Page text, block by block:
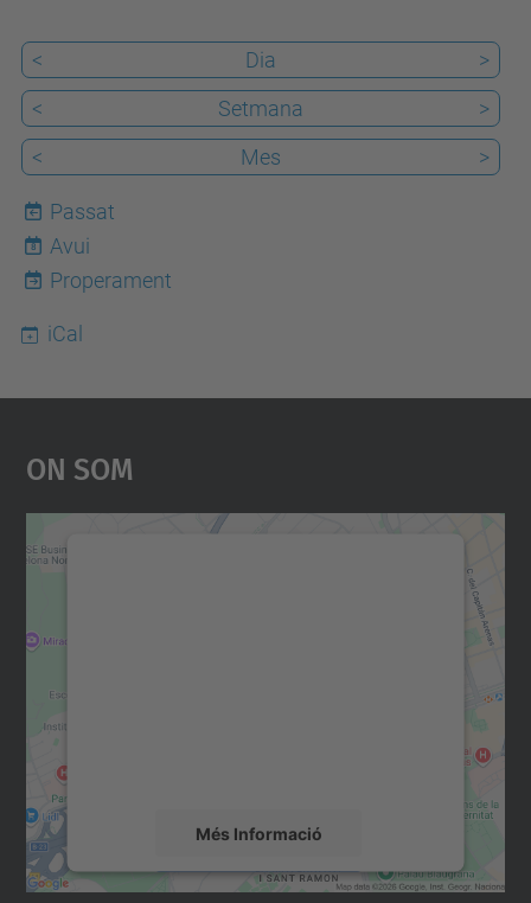
< Dia
>
<
Setmana
>
<
Mes >
Passat
8
Avui
Properament
iCal
On Som
Més Informació
Accepta